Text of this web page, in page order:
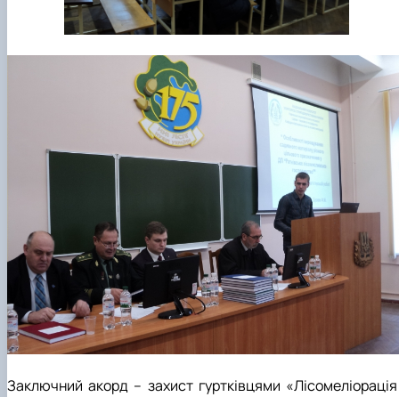
Заключний акорд – захист гуртківцями «Лісомеліорація